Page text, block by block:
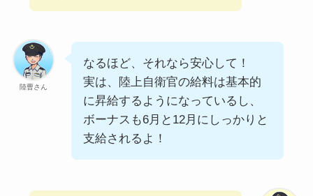
陸曹さん
なるほど、それなら安心して！
実は、陸上自衛官の給料は基本的
に昇給するようになっているし、
ボーナスも6月と12月にしっかりと
支給されるよ！